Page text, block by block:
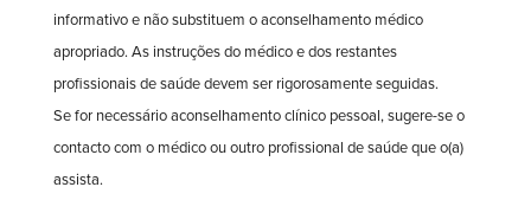
informativo e não substituem o aconselhamento médico
apropriado. As instruções do médico e dos restantes
profissionais de saúde devem ser rigorosamente seguidas.
Se for necessário aconselhamento clínico pessoal, sugere-se o
contacto com o médico ou outro profissional de saúde que o(a)
assista.